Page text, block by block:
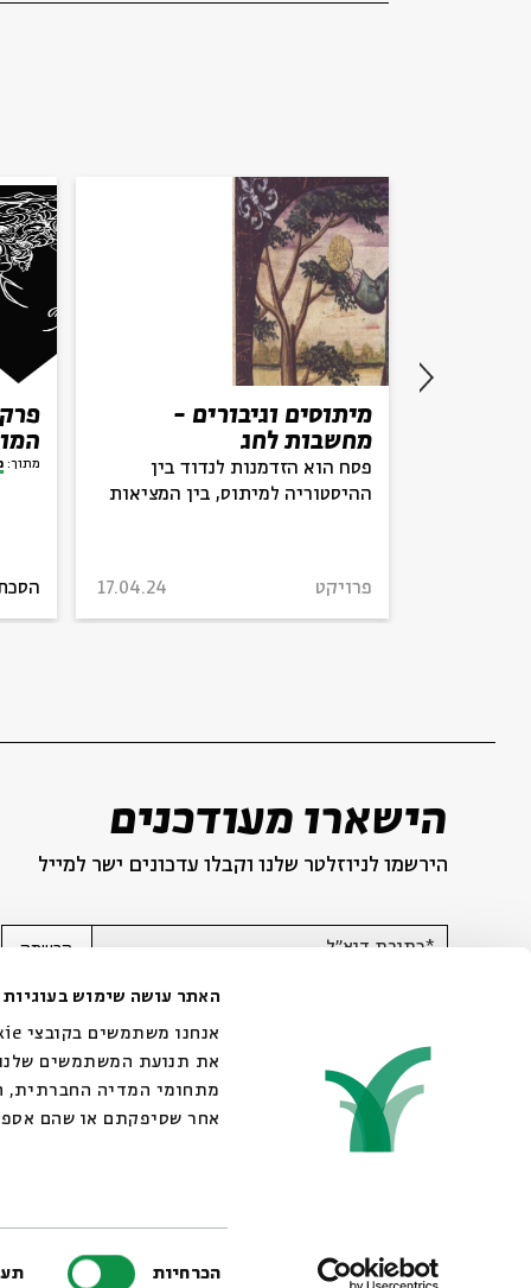
האתר עושה שימוש בעוגיות
את תנועת המשתמשים
מתחומי המדיה החברתית,
אחר שסיפקתם או שהם
הכרחיות
מתוך:
מיתוסים וגיבורים -
מחשבות לחג
פסח הוא הזדמנות לנדוד בין
ההיסטוריה למיתוס, בין המציאות
פרויקט 17.04.24
הישארו מעודכנים
הירשמו לניוזלטר שלנו וקבלו עדכונים ישר למייל
*כתובת דוא"ל הרשמה